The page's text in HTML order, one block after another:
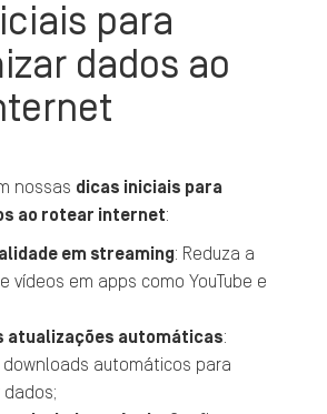
para
dados ao
nossas dicas iniciais para
ao rotear internet:
em streaming: Reduza a
vídeos em apps como YouTube e
atualizações automáticas:
downloads automáticos para
dados;